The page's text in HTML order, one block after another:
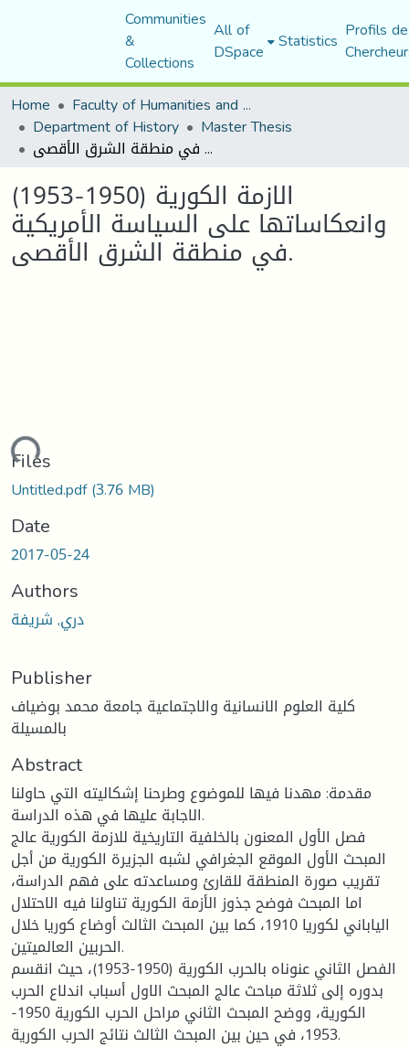
Communities
&
Collections
All of
DSpace Statistics Profils
Home
Faculty of Humanities and Social Sciences
Department of History Master Thesis
الازمة الكورية (1950-1953) وانعكاساتها على السياسة الأمريكية في منطقة الشرق الأقصى.
الازمة الكورية (1950-1953)
وانعكاساتها على السياسة الأمريكية
في منطقة الشرق الأقصى.
Files
Untitled.pdf(3.76 MB)
Date
2017-05-24
Authors
دري, شريفة
Publisher
كلية العلوم الانسانية والاجتماعية جامعة محمد بوضياف
بالمسيلة
Abstract
مقدمة: مهدنا فيها للموضوع وطرحنا إشكاليته التي حاولنا
الاجابة عليها في هذه الدراسة.
فصل الأول المعنون بالخلفية التاريخية للازمة الكورية عالج
المبحث الأول الموقع الجغرافي لشبه الجزيرة الكورية من أجل
تقريب صورة المنطقة للقارئ ومساعدته على فهم الدراسة،
اما المبحث فوضح جذوز الأزمة الكورية تناولنا فيه الاحتلال
الياباني لكوريا 1910، كما بين المبحث الثالث أوضاع كوريا خلال
الحربين العالميتين.
الفصل الثاني عنوناه بالحرب الكورية (1950-1953)، حيث انقسم
بدوره إلى ثلاثة مباحث عالج المبحث الاول أسباب اندلاع الحرب
الكورية، ووضح المبحث الثاني مراحل الحرب الكورية 1950-
1953، في حين بين المبحث الثالث نتائج الحرب الكورية.